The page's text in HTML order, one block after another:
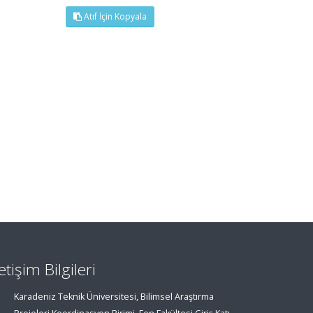
Atıf İçin Kopyala
Bilgileri
Karadeniz Teknik Üniversitesi, Bilimsel Araştırma